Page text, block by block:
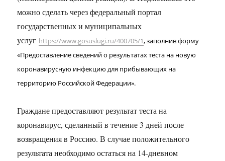
можно сделать через федеральный портал
государственных и муниципальных
услуг https://www.gosuslugi.ru/400705/1, заполнив форму
«Предоставление сведений о результатах теста на новую
коронавирусную инфекцию для прибывающих на
территорию Российской Федерации».
Граждане предоставляют результат теста на
коронавирус, сделанный в течение 3 дней после
возвращения в Россию. В случае положительного
результата необходимо остаться на 14-дневном